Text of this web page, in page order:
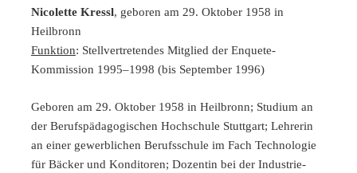
Nicolette Kressl, geboren am 29. Oktober 1958 in
Heilbronn
Funktion: Stellvertretendes Mitglied der Enquete-
Kommission 1995–1998 (bis September 1996)
Geboren am 29. Oktober 1958 in Heilbronn; Studium an
der Berufspädagogischen Hochschule Stuttgart; Lehrerin
an einer gewerblichen Berufsschule im Fach Technologie
für Bäcker und Konditoren; Dozentin bei der Industrie-